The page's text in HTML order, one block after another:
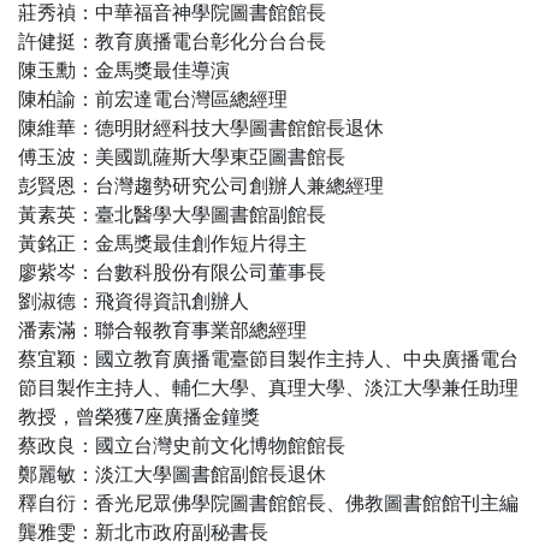
莊秀禎：中華福音神學院圖書館館長
許健挺：教育廣播電台彰化分台台長
陳玉勳：金馬獎最佳導演
陳柏諭：前宏達電台灣區總經理
陳維華：德明財經科技大學圖書館館長退休
傅玉波：美國凱薩斯大學東亞圖書館長
彭賢恩：台灣趨勢研究公司創辦人兼總經理
黃素英：臺北醫學大學圖書館副館長
黃銘正：金馬獎最佳創作短片得主
廖紫岑：台數科股份有限公司董事長
劉淑德：飛資得資訊創辦人
潘素滿：聯合報教育事業部總經理
蔡宜颖：國立教育廣播電臺節目製作主持人、中央廣播電台
節目製作主持人、輔仁大學、真理大學、淡江大學兼任助理
教授，曾榮獲7座廣播金鐘獎
蔡政良：國立台灣史前文化博物館館長
鄭麗敏：淡江大學圖書館副館長退休
釋自衍：香光尼眾佛學院圖書館館長、佛教圖書館館刊主編
龔雅雯：新北市政府副秘書長